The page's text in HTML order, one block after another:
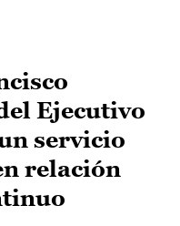
Ejecutivo
servicio
relación